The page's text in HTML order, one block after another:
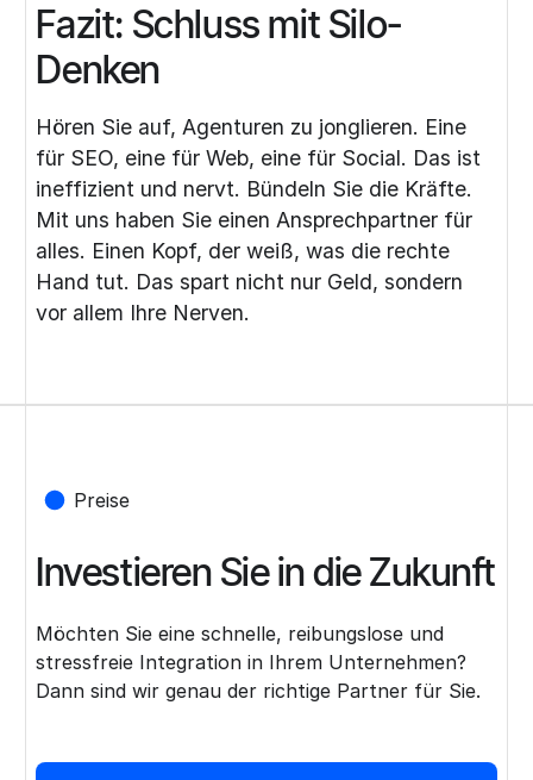
Fazit: Schluss mit Silo-
Denken
Hören Sie auf, Agenturen zu jonglieren. Eine
für SEO, eine für Web, eine für Social. Das ist
ineffizient und nervt. Bündeln Sie die Kräfte.
Mit uns haben Sie einen Ansprechpartner für
alles. Einen Kopf, der weiß, was die rechte
Hand tut. Das spart nicht nur Geld, sondern
vor allem Ihre Nerven.
Preise
Investieren Sie in die Zukunft
Möchten Sie eine schnelle, reibungslose und
stressfreie Integration in Ihrem Unternehmen?
Dann sind wir genau der richtige Partner für Sie.